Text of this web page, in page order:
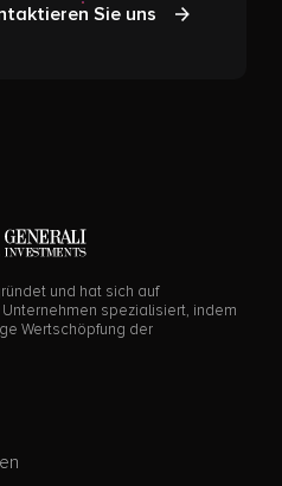
Sie uns
und hat sich auf
spezialisiert, indem
Wertschöpfung der